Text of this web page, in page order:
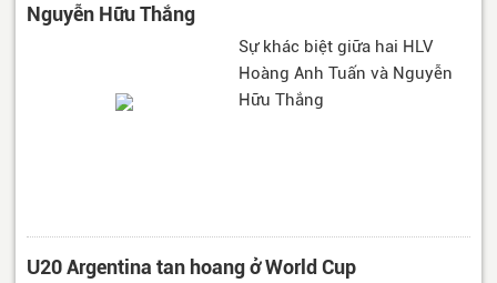
Nguyễn Hữu Thắng
Sự khác biệt giữa hai HLV
Hoàng Anh Tuấn và Nguyễn
Hữu Thắng
U20 Argentina tan hoang ở World Cup